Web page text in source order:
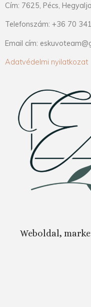
Cím: 7625, Pécs,
Telefonszám: +36 70
Email cím:
Adatvédelmi nyilatkozat
Weboldal,